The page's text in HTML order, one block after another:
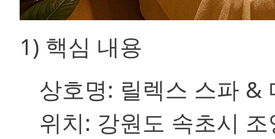
1) 핵심 내용
상호명: 릴렉스 스파 &
위치: 강원도 속초시